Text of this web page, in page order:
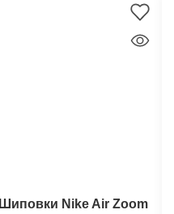
Шиповки Nike Air Zoom